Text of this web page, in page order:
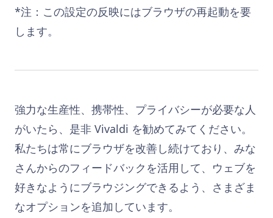
*注：この設定の反映にはブラウザの再起動を要
します。
強力な生産性、携帯性、プライバシーが必要な人
がいたら、是非 Vivaldi を勧めてみてください。
私たちは常にブラウザを改善し続けており、みな
さんからのフィードバックを活用して、ウェブを
好きなようにブラウジングできるよう、さまざま
なオプションを追加しています。